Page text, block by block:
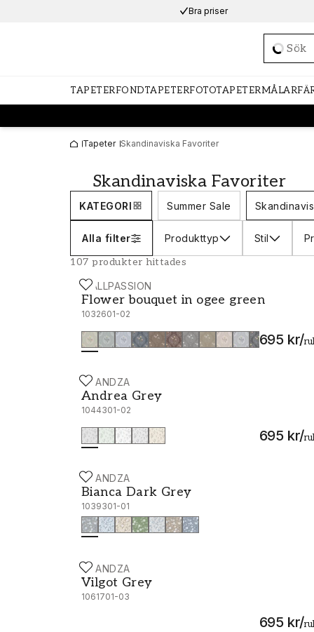
Bra priser
TAPETERFONDTAPETERFOTOTAPETER
Tapeter Skandinaviska Favoriter
Skandinaviska Favoriter
KATEGORI Summer Sale
Alla filter Produkttyp Stil
107 produkter hittades
WALLPASSION
Flower bouquet in ogee green
1032601-02
695 kr/
Flower bouquet in ogee green - 1032601-02
SCANDZA
Andrea Grey
1044301-02
695 kr/
Andrea Grey - 1044301-02
SCANDZA
Bianca Dark Grey
1039301-01
Bianca Dark Grey - 1039301-01
SCANDZA
Vilgot Grey
1061701-03
695 kr/
Vilgot Grey - 1061701-03